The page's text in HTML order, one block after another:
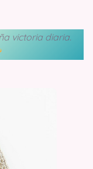
victoria diaria.